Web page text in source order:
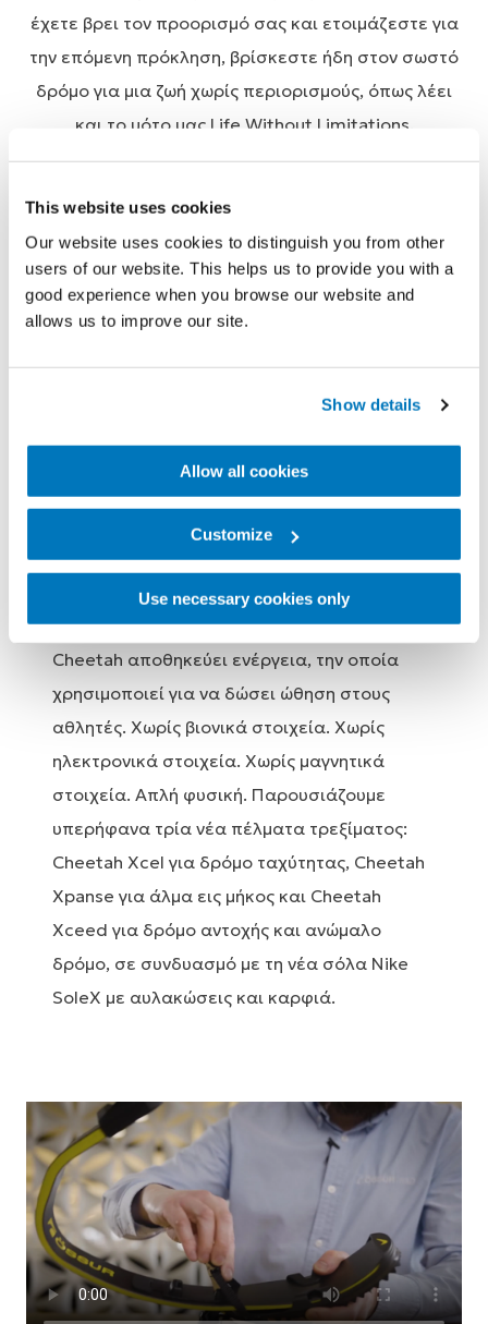
This website uses cookies
Our website uses cookies to distinguish you from other
users of our website. This helps us to provide you with a
good experience when you browse our website and
allows us to improve our site.
Show details
Allow all cookies
Customize
Use necessary cookies only
έχετε βρει τον προορισμό σας και ετοιμάζεστε για
την επόμενη πρόκληση, βρίσκεστε ήδη στον σωστό
δρόμο για μια ζωή χωρίς περιορισμούς, όπως λέει
και το μότο μας Life Without Limitations.
Παρουσιάζουμε το νέο
προσθετικό μέλος
τρεξίματος επόμενης
πρωτοποριακό προσθετικό μέλος Cheetah
είναι η επιλογή των πρωταθλητών στίβου με
αναπηρία. Έχοντας σχεδιαστεί με πρότυπο
το πίσω πόδι του γατόπαρδου, το πέλμα
Cheetah αποθηκεύει ενέργεια, την οποία
χρησιμοποιεί για να δώσει ώθηση στους
αθλητές. Χωρίς βιονικά στοιχεία. Χωρίς
ηλεκτρονικά στοιχεία. Χωρίς μαγνητικά
στοιχεία. Απλή φυσική. Παρουσιάζουμε
υπερήφανα τρία νέα πέλματα τρεξίματος:
Cheetah Xcel για δρόμο ταχύτητας, Cheetah
Xpanse για άλμα εις μήκος και Cheetah
Xceed για δρόμο αντοχής και ανώμαλο
δρόμο, σε συνδυασμό με τη νέα σόλα Nike
SoleX με αυλακώσεις και καρφιά.